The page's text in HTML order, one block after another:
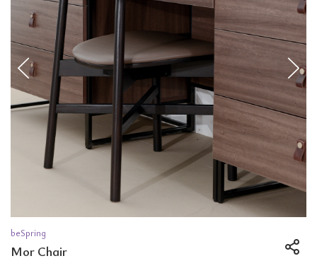
beSpring
Mor Chair